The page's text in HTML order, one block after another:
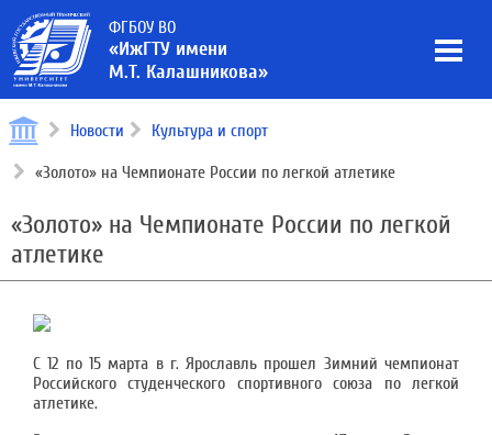
ФГБОУ ВО
«ИжГТУ имени
М.Т. Калашникова»
Новости Культура и спорт
«Золото» на Чемпионате России по легкой атлетике
«Золото» на Чемпионате России по легкой
атлетике
С 12 по 15 марта в г. Ярославль прошел Зимний чемпионат
Российского студенческого спортивного союза по легкой
атлетике.